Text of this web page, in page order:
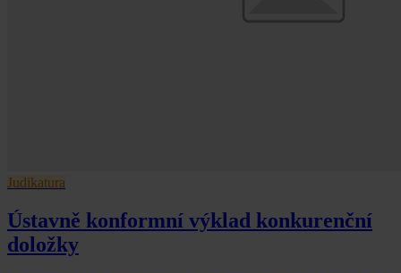
Judikatura
Ústavně konformní výklad konkurenční
doložky